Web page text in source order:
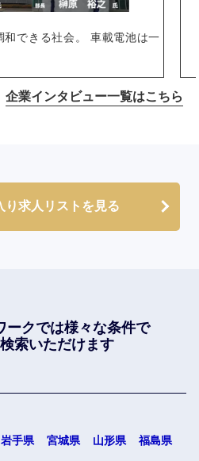
和できる社会。 車載電池は一
企業インタビュー一覧はこちら
り求人リストを見る
ークでは様々な条件で
索いただけます
岩手県 宮城県 山形県 福島県